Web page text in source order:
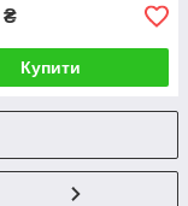
₴
Купити